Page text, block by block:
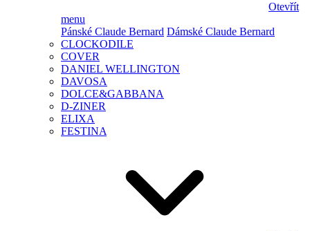
Otevřít
menu
Pánské Claude Bernard Dámské Claude Bernard
CLOCKODILE
COVER
DANIEL WELLINGTON
DAVOSA
DOLCE&GABBANA
D-ZINER
ELIXA
FESTINA